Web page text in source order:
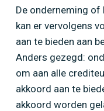
De onderneming
kan er vervolgens
aan te bieden aan
Anders gezegd:
om aan alle
akkoord aan te
akkoord worden